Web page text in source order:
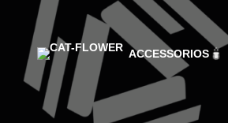
ACCESSORIOS
FILTER BY PRICE